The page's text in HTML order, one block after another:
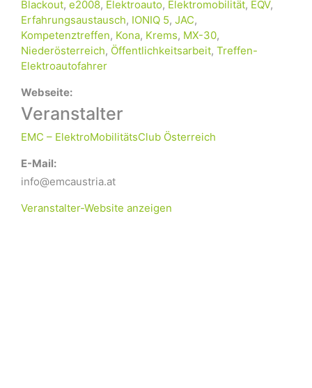
Blackout, e2008, Elektroauto, Elektromobilität, EQV,
Erfahrungsaustausch, IONIQ 5, JAC,
Kompetenztreffen, Kona, Krems, MX-30,
Niederösterreich, Öffentlichkeitsarbeit, Treffen-
Elektroautofahrer
Webseite:
Veranstalter
EMC – ElektroMobilitätsClub Österreich
E-Mail:
info@emcaustria.at
Veranstalter-Website anzeigen